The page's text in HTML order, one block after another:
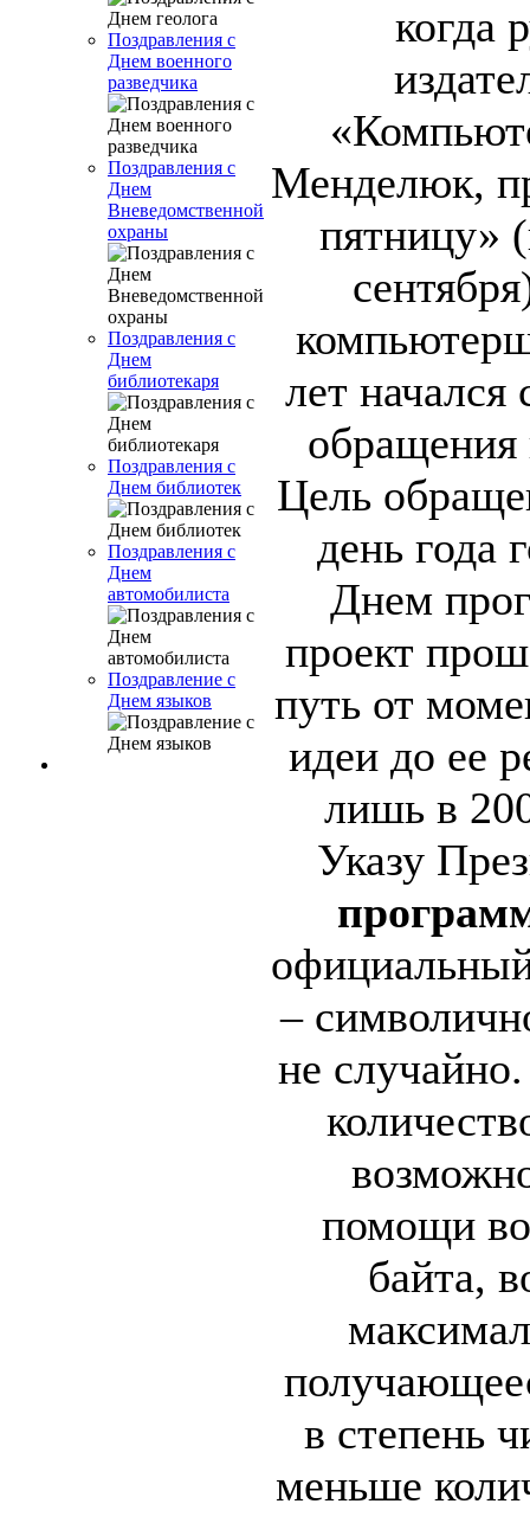
Поздравления с
Днем военного
разведчика
Поздравления с
Днем
Вневедомственной
охраны
Поздравления с
Днем
библиотекаря
Поздравления с
Днем библиотек
Поздравления с
Днем
автомобилиста
Поздравление с
Днем языков
когда
Менделюк,
пятницу»
лет начался
обращения
Цель
день года
Днем
проект
путь от
идеи до ее
лишь в
Указу
–
не
помощи
байта,
в степень
меньше